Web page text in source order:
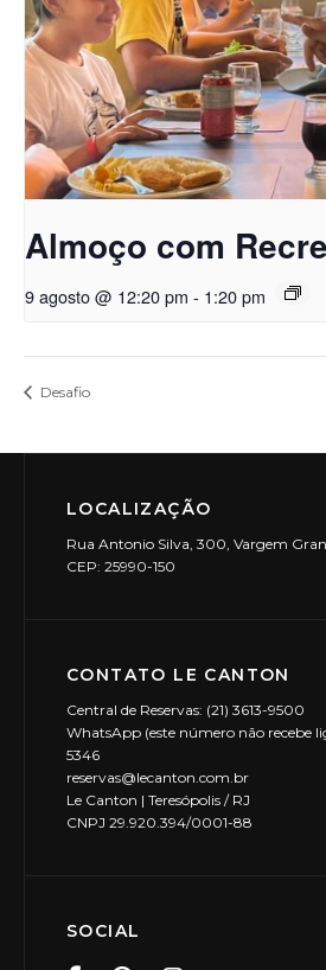
Almoço com
9 agosto @ 12:20 pm - 1:20 pm
Desafio
LOCALIZAÇÃO
Rua Antonio Silva, 300, Vargem
CEP: 25990-150
CONTATO LE CANTON
Central de Reservas: (21) 3613-9500
WhatsApp (este número não recebe
5346
reservas@lecanton.com.br
Le Canton | Teresópolis / RJ
CNPJ 29.920.394/0001-88
SOCIAL